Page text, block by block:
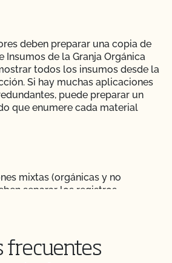
deben preparar una copia de
Insumos de la Granja Orgánica
todos los insumos desde la
Si hay muchas aplicaciones
puede preparar un
que enumere cada material
mixtas (orgánicas y no
separar los registros
frecuentes